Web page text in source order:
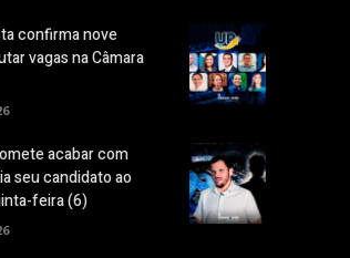
confirma nove
vagas na Câmara
acabar com
seu candidato ao
feira (6)